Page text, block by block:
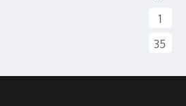
1
35